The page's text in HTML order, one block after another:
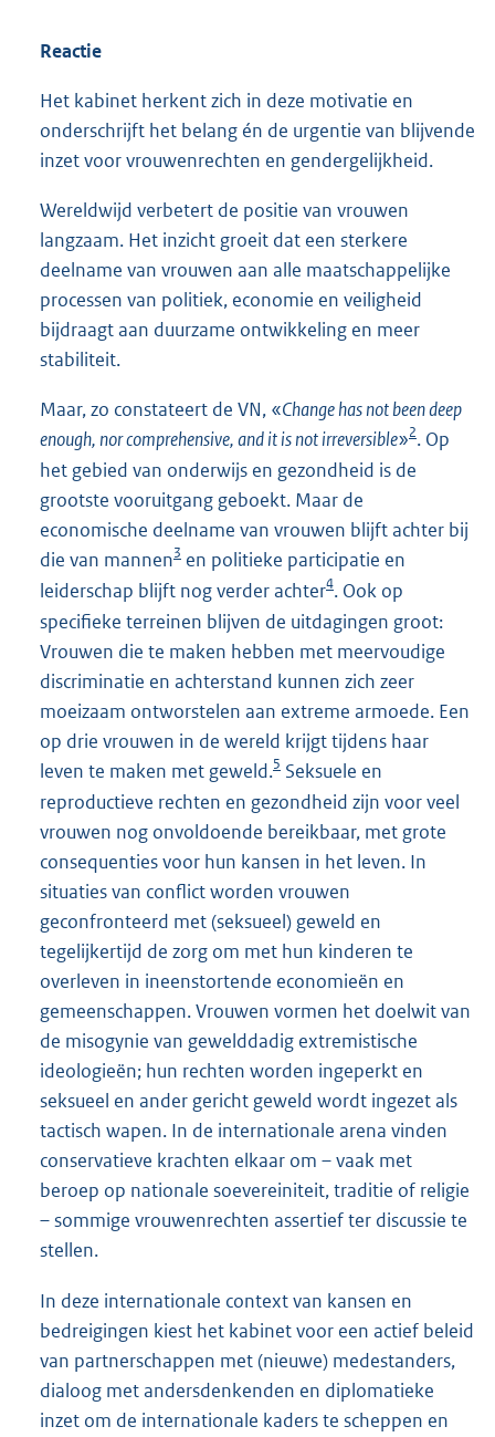
Reactie
Het kabinet herkent zich in deze motivatie en
onderschrijft het belang én de urgentie van blijvende
inzet voor vrouwenrechten en gendergelijkheid.
Wereldwijd verbetert de positie van vrouwen
langzaam. Het inzicht groeit dat een sterkere
deelname van vrouwen aan alle maatschappelijke
processen van politiek, economie en veiligheid
bijdraagt aan duurzame ontwikkeling en meer
stabiliteit.
Maar, zo constateert de VN, «Change has not been deep
enough, nor comprehensive, and it is not irreversible»2. Op
het gebied van onderwijs en gezondheid is de
grootste vooruitgang geboekt. Maar de
economische deelname van vrouwen blijft achter bij
die van mannen3 en politieke participatie en
leiderschap blijft nog verder achter4. Ook op
specifieke terreinen blijven de uitdagingen groot:
Vrouwen die te maken hebben met meervoudige
discriminatie en achterstand kunnen zich zeer
moeizaam ontworstelen aan extreme armoede. Een
op drie vrouwen in de wereld krijgt tijdens haar
leven te maken met geweld.5 Seksuele en
reproductieve rechten en gezondheid zijn voor veel
vrouwen nog onvoldoende bereikbaar, met grote
consequenties voor hun kansen in het leven. In
situaties van conflict worden vrouwen
geconfronteerd met (seksueel) geweld en
tegelijkertijd de zorg om met hun kinderen te
overleven in ineenstortende economieën en
gemeenschappen. Vrouwen vormen het doelwit van
de misogynie van gewelddadig extremistische
ideologieën; hun rechten worden ingeperkt en
seksueel en ander gericht geweld wordt ingezet als
tactisch wapen. In de internationale arena vinden
conservatieve krachten elkaar om – vaak met
beroep op nationale soevereiniteit, traditie of religie
– sommige vrouwenrechten assertief ter discussie te
stellen.
In deze internationale context van kansen en
bedreigingen kiest het kabinet voor een actief beleid
van partnerschappen met (nieuwe) medestanders,
dialoog met andersdenkenden en diplomatieke
inzet om de internationale kaders te scheppen en